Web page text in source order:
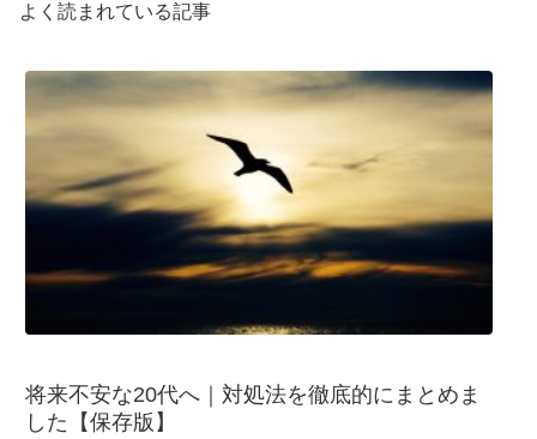
よく読まれている記事
将来不安な20代へ｜対処法を徹底的にまとめま
した【保存版】